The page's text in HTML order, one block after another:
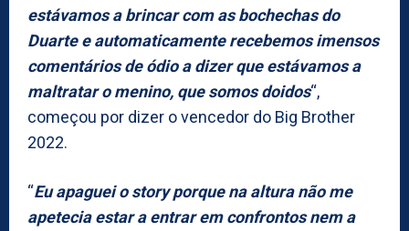
estávamos a brincar com as bochechas do
Duarte e automaticamente recebemos imensos
comentários de ódio a dizer que estávamos a
maltratar o menino, que somos doidos“,
começou por dizer o vencedor do Big Brother
2022.
“Eu apaguei o story porque na altura não me
apetecia estar a entrar em confrontos nem a